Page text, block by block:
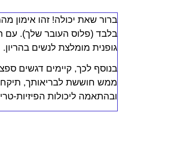
ברור שאת יכולה! זהו אימון
בלבד (פלוס העובר שלך). עם
גופנית מומלצת לנשים בהריון.
בנוסף לכך, קיימים דגשים
ממש חוששת לבריאותך,
ובהתאמה ליכולות הפיזיות-